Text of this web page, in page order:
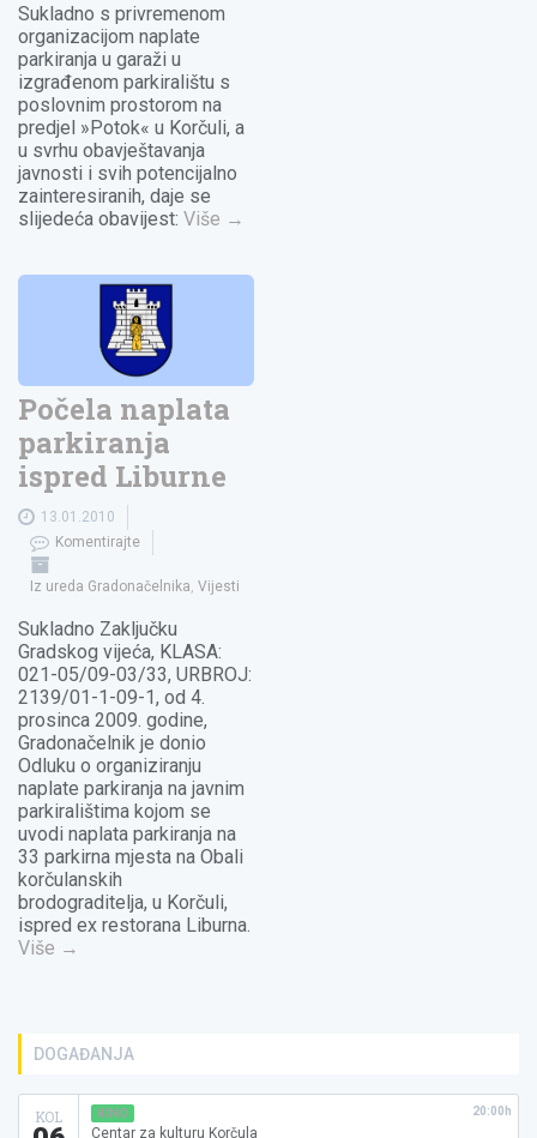
Sukladno s privremenom
organizacijom naplate
parkiranja u garaži u
izgrađenom parkiralištu s
poslovnim prostorom na
predjel »Potok« u Korčuli, a
u svrhu obavještavanja
javnosti i svih potencijalno
zainteresiranih, daje se
slijedeća obavijest: Više →
Počela naplata
parkiranja
ispred Liburne
13.01.2010
Komentirajte
Iz ureda Gradonačelnika Vijesti
Sukladno Zaključku
Gradskog vijeća, KLASA:
021-05/09-03/33, URBROJ:
2139/01-1-09-1, od 4.
prosinca 2009. godine,
Gradonačelnik je donio
Odluku o organiziranju
naplate parkiranja na javnim
parkiralištima kojom se
uvodi naplata parkiranja na
33 parkirna mjesta na Obali
korčulanskih
brodograditelja, u Korčuli,
ispred ex restorana Liburna.
Više →
DOGAĐANJA
KOL KINO
Centar za kulturu Korčula
20:00h